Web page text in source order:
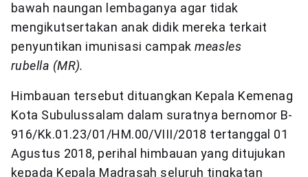
bawah naungan lembaganya agar tidak
mengikutsertakan anak didik mereka terkait
penyuntikan imunisasi campakmeasles
rubella (MR).
Himbauan tersebut dituangkan Kepala Kemenag
Kota Subulussalam dalam suratnya bernomor B-
916/Kk.01.23/01/HM.00/VIII/2018 tertanggal 01
Agustus 2018, perihal himbauan yang ditujukan
kepada Kepala Madrasah seluruh tingkatan